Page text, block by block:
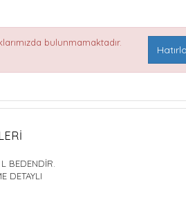
bulunmamaktadır.
BEDENDİR.
DÜĞME DETAYLI